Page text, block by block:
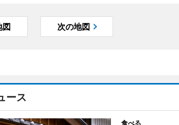
図 次の地図
ース
食べる